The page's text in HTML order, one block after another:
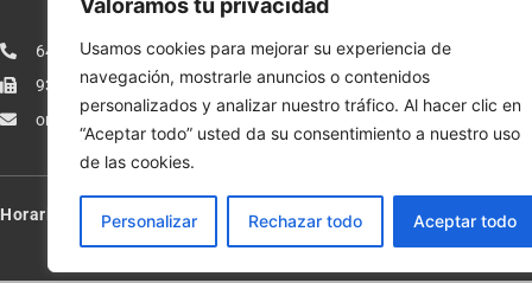
Valoramos tu privacidad
Usamos cookies para mejorar su experiencia de
navegación, mostrarle anuncios o contenidos
personalizados y analizar nuestro tráfico. Al hacer clic en
“Aceptar todo” usted da su consentimiento a nuestro uso
de las cookies.
Personalizar Rechazar todo Aceptar todo
640277962
933113005
orientexpressmodelismo@gmail.com
Condiciones
Política de
Política de
Horario: Lun-Vie de 10:00-13:30 y 17:00-20:00 – Sáb de 10:00-13:30